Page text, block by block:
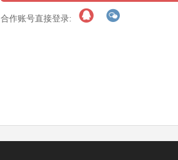
合作账号直接登录:  